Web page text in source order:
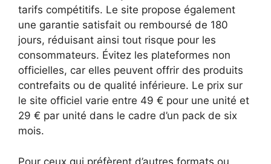
tarifs compétitifs. Le site propose également
une garantie satisfait ou remboursé de 180
jours, réduisant ainsi tout risque pour les
consommateurs. Évitez les plateformes non
officielles, car elles peuvent offrir des produits
contrefaits ou de qualité inférieure. Le prix sur
le site officiel varie entre 49 € pour une unité et
29 € par unité dans le cadre d’un pack de six
mois.
Pour ceux qui préfèrent d’autres formats ou